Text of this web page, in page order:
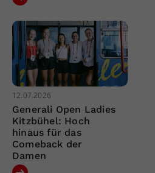
12.07.2026
Generali Open Ladies
Kitzbühel: Hoch
hinaus für das
Comeback der
Damen